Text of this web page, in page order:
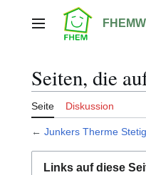
springenHauptmenü
Seiten, die
Seite Diskussion
← Junkers Therme
Links auf diese